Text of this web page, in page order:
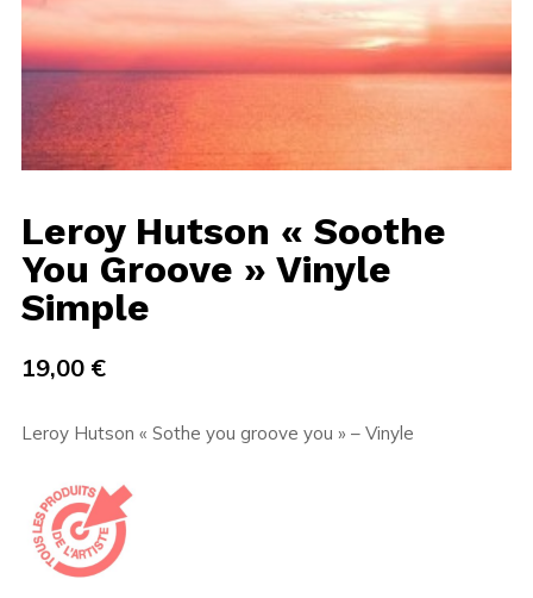
Leroy Hutson « Soothe
You Groove » Vinyle
Simple
19,00 €
Leroy Hutson « Sothe you groove you » – Vinyle